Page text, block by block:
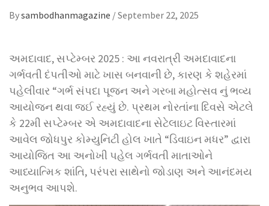
Bysambodhanmagazine /September 22, 2025
અમદાવાદ, સપ્ટેમ્બર 2025 : આ નવરાત્રી અમદાવાદના
ગર્ભવતી દંપતીઓ માટે ખાસ બનવાની છે, કારણ કે શહેરમાં
પહેલીવાર “ગર્ભ સંપદા પૂજન અને ગરબા મહોત્સવ નું ભવ્ય
આયોજન થવા જઈ રહ્યું છે. પ્રથમ નોરતાંના દિવસે એટલે
કે 22મી સપ્ટેમ્બર એ અમદાવાદના સેટેલાઇટ વિસ્તારમાં
આવેલ જોધપુર કોમ્યુનિટી હોલ ખાતે “ડિવાઇન મધર” દ્વારા
આયોજિત આ અનોખી પહેલ ગર્ભવતી માતાઓને
આધ્યાત્મિક શાંતિ, પરંપરા સાથેનો જોડાણ અને આનંદમય
અનુભવ આપશે.